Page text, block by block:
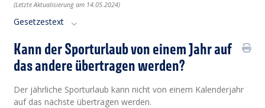
(Letzte Aktualisierung am 14.05.2024)
Gesetzestext
Kann der Sporturlaub von einem Jahr auf
das andere übertragen werden?
Der jährliche Sporturlaub kann nicht von einem Kalenderjahr
auf das nächste übertragen werden.